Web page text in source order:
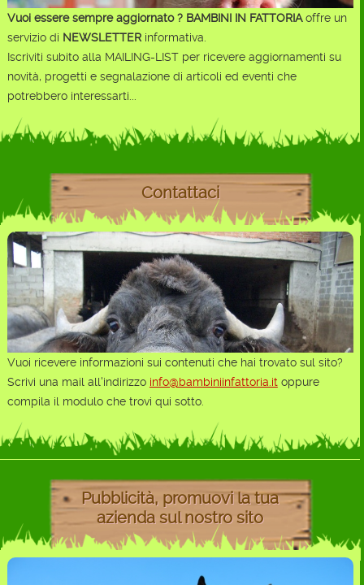
Vuoi essere sempre aggiornato ? BAMBINI IN FATTORIAoffre un
servizio di NEWSLETTERinformativa.
Iscriviti subito alla MAILING-LIST per ricevere aggiornamenti su
novità, progetti e segnalazione di articoli ed eventi che
potrebbero interessarti...
Contattaci
Vuoi ricevere informazioni sui contenuti che hai trovato sul sito?
Scrivi una mail all'indirizzo info@bambiniinfattoria.itoppure
compila il modulo che trovi qui sotto.
Pubblicità, promuovi la tua
azienda sul nostro sito